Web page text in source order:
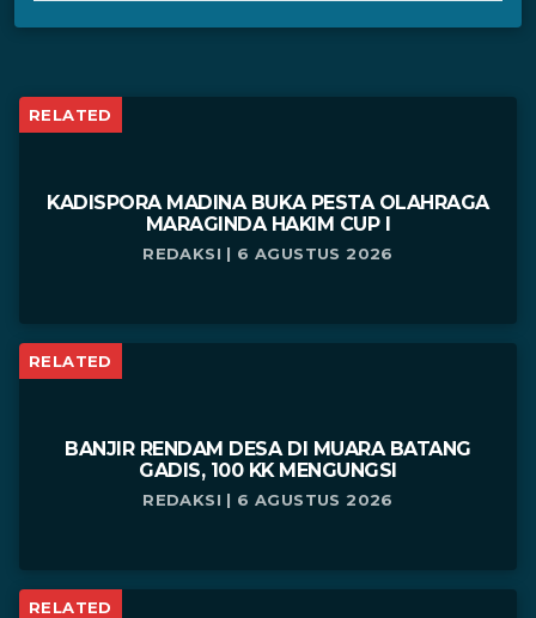
RELATED
KADISPORA MADINA BUKA PESTA OLAHRAGA
MARAGINDA HAKIM CUP I
REDAKSI | 6 AGUSTUS 2026
RELATED
BANJIR RENDAM DESA DI MUARA BATANG
GADIS, 100 KK MENGUNGSI
REDAKSI | 6 AGUSTUS 2026
RELATED